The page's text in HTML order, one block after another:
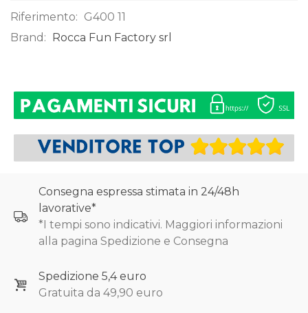
Riferimento: G400 11
Brand:
Rocca Fun Factory srl
Consegna espressa stimata in 24/48h
lavorative*
*I tempi sono indicativi. Maggiori informazioni
alla pagina Spedizione e Consegna
Spedizione 5,4 euro
Gratuita da 49,90 euro